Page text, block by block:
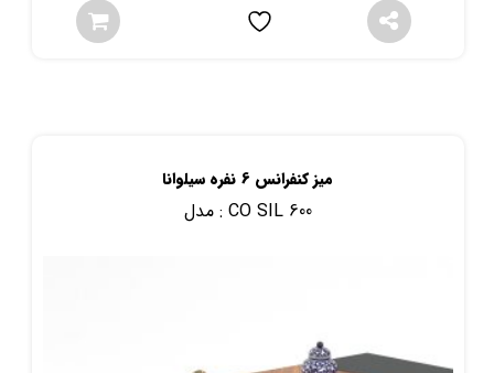
میز کنفرانس 6 نفره سیلوانا
مدل : CO SIL 600